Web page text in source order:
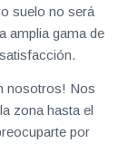
suelo no será
amplia gama de
nosotros! Nos
zona hasta el
por